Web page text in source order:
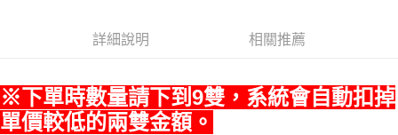
每筆NT$80，滿NT$699(含以上)免運費
詳細說明 相關推薦
※下單時數量請下到9雙，系統會自動扣掉
單價較低的兩雙金額。